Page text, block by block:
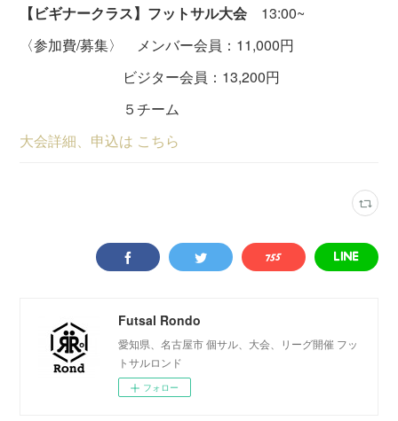
【ビギナークラス】フットサル大会 13:00~
〈参加費/募集〉 メンバー会員：11,000円
ビジター会員：13,200円
５チーム
大会詳細、申込は こちら
Futsal Rondo
愛知県、名古屋市 個サル、大会、リーグ開催 フッ
トサルロンド
フォロー